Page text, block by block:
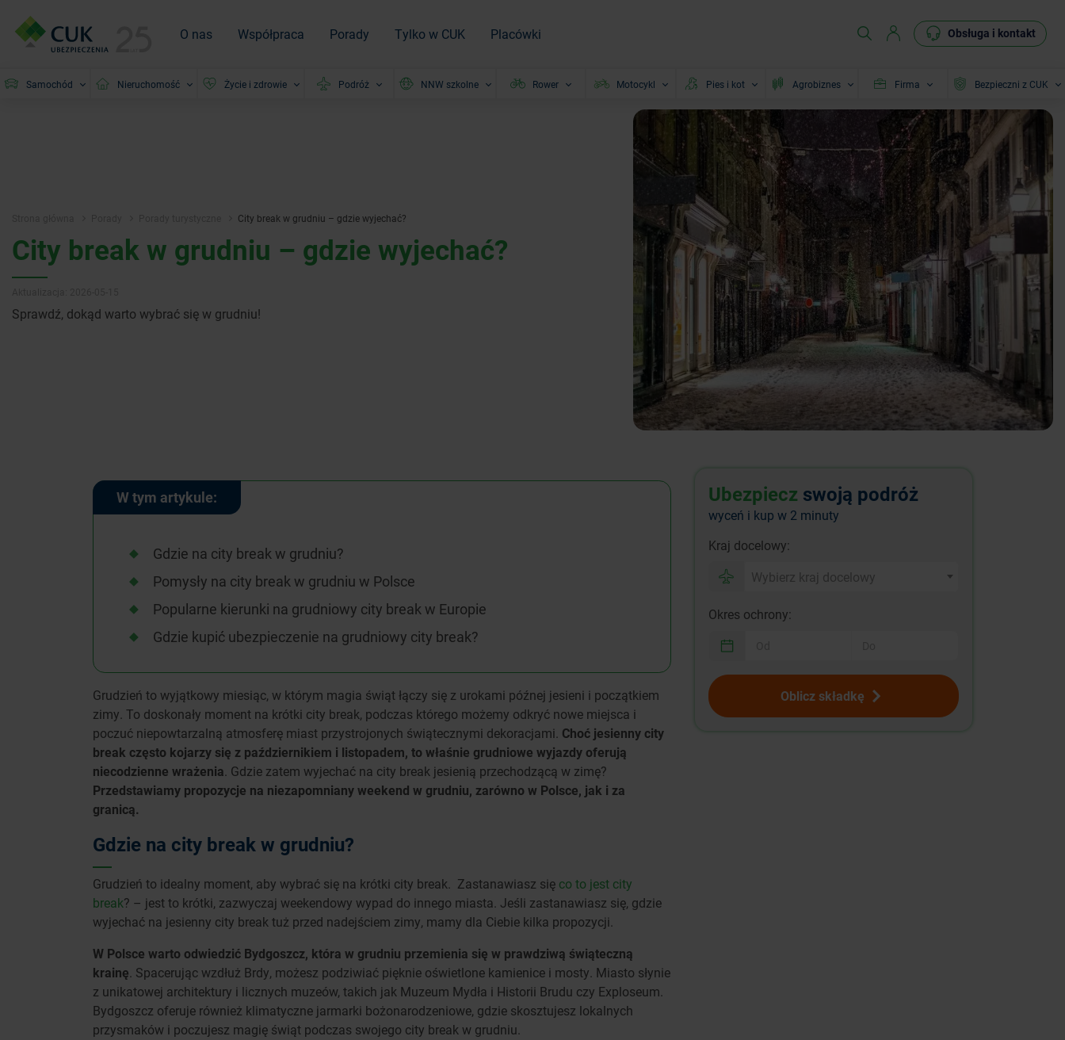
O nas Współpraca Porady Tylko w CUK Placówki Obsługa i kontakt
Samochód Nieruchomość Życie i zdrowie Podróż NNW szkolne Rower Motocykl Pies i kot Agrobiznes Firma Bezpieczni z CUK
City break w grudniu – gdzie wyjechać?
City break w grudniu – gdzie wyjechać?
Sprawdź, dokąd warto wybrać się w grudniu!
W tym artykule:
Gdzie na city break w grudniu?
Pomysły na city break w grudniu w Polsce
Popularne kierunki na grudniowy city break w Europie
Gdzie kupić ubezpieczenie na grudniowy city break?
Grudzień to wyjątkowy miesiąc, w którym magia świąt łączy się z urokami późnej jesieni i początkiem
zimy. To doskonały moment na krótki city break, podczas którego możemy odkryć nowe miejsca i
poczuć niepowtarzalną atmosferę miast przystrojonych świątecznymi dekoracjami. Choć jesienny city
break często kojarzy się z październikiem i listopadem, to właśnie grudniowe wyjazdy oferują
niecodzienne wrażenia . Gdzie zatem wyjechać na city break jesienią przechodzącą w zimę?
Przedstawiamy propozycje na niezapomniany weekend w grudniu, zarówno w Polsce, jak i za
granicą.
Gdzie na city break w grudniu?
Grudzień to idealny moment, aby wybrać się na krótki city break. Zastanawiasz się co to jest city
break? – jest to krótki, zazwyczaj weekendowy wypad do innego miasta. Jeśli zastanawiasz się, gdzie
wyjechać na jesienny city break tuż przed nadejściem zimy, mamy dla Ciebie kilka propozycji.
W Polsce warto odwiedzić Bydgoszcz, która w grudniu przemienia się w prawdziwą świąteczną
krainę . Spacerując wzdłuż Brdy, możesz podziwiać pięknie oświetlone kamienice i mosty. Miasto słynie
z unikatowej architektury i licznych muzeów, takich jak Muzeum Mydła i Historii Brudu czy Exploseum.
Bydgoszcz oferuje również klimatyczne jarmarki bożonarodzeniowe, gdzie skosztujesz lokalnych
przysmaków i poczujesz magię świąt podczas swojego city break w grudniu.
Ubezpiecz swoją podróż
wyceń i kup w 2 minuty
Kraj docelowy:
Wybierz kraj docelowy
Okres ochrony:
Oblicz składkę